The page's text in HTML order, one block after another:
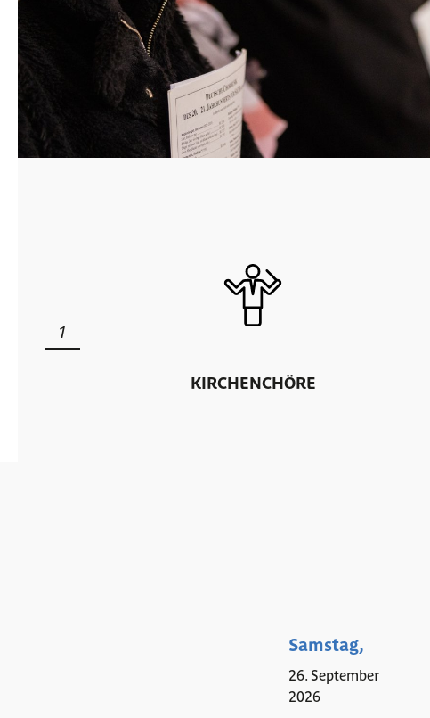
1
KIRCHENCHÖRE
Samstag,
26. September
2026